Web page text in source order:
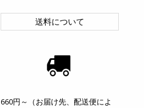
送料について
660円～（お届け先、配送便によ